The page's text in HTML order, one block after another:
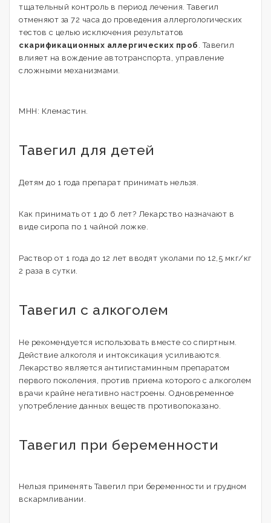
тщательный контроль в период лечения. Тавегил
отменяют за 72 часа до проведения аллергологических
тестов с целью исключения результатов
скарификационных аллергических проб . Тавегил
влияет на вождение автотранспорта, управление
сложными механизмами.
МНН: Клемастин.
Тавегил для детей
Детям до 1 года препарат принимать нельзя.
Как принимать от 1 до 6 лет? Лекарство назначают в
виде сиропа по 1 чайной ложке.
Раствор от 1 года до 12 лет вводят уколами по 12,5 мкг/кг
2 раза в сутки.
Тавегил с алкоголем
Не рекомендуется использовать вместе со спиртным.
Действие алкоголя и интоксикация усиливаются.
Лекарство является антигистаминным препаратом
первого поколения, против приема которого с алкоголем
врачи крайне негативно настроены. Одновременное
употребление данных веществ противопоказано.
Тавегил при беременности
Нельзя применять Тавегил при беременности и грудном
вскармливании.